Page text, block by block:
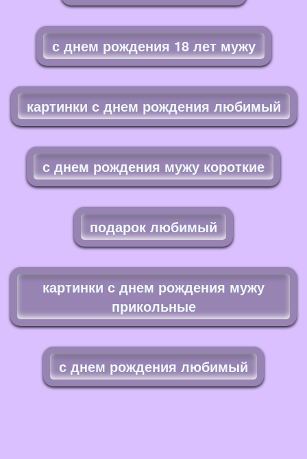
с днем рождения 18 лет мужу
картинки с днем рождения любимый
с днем рождения мужу короткие
подарок любимый
картинки с днем рождения мужу
прикольные
с днем рождения любимый